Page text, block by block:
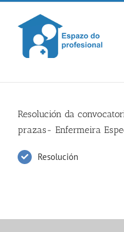
Skip
content
Resolución da
prazas- Enfermeira
Resolución